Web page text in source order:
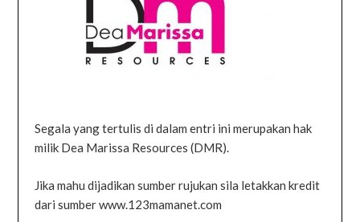
Segala yang tertulis di dalam entri ini merupakan hak
milik Dea Marissa Resources (DMR).
Jika mahu dijadikan sumber rujukan sila letakkan kredit
dari sumber www.123mamanet.com